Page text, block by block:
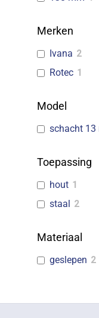
Merken
Ivana 2
Rotec 1
Model
schacht 13
Toepassing
hout 1
staal
2
Materiaal
geslepen 2